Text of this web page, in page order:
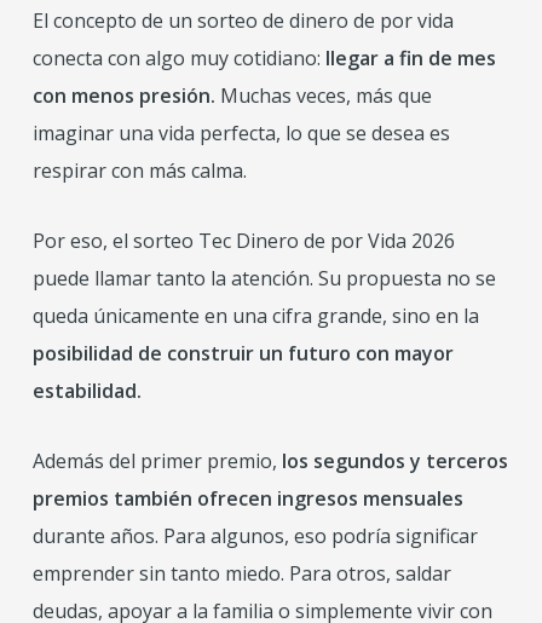
El concepto de un sorteo de dinero de por vida
conecta con algo muy cotidiano: llegar a fin de mes
con menos presión. Muchas veces, más que
imaginar una vida perfecta, lo que se desea es
respirar con más calma.
Por eso, el sorteo Tec Dinero de por Vida 2026
puede llamar tanto la atención. Su propuesta no se
queda únicamente en una cifra grande, sino en la
posibilidad de construir un futuro con mayor
estabilidad.
Además del primer premio, los segundos y terceros
premios también ofrecen ingresos mensuales
durante años. Para algunos, eso podría significar
emprender sin tanto miedo. Para otros, saldar
deudas, apoyar a la familia o simplemente vivir con